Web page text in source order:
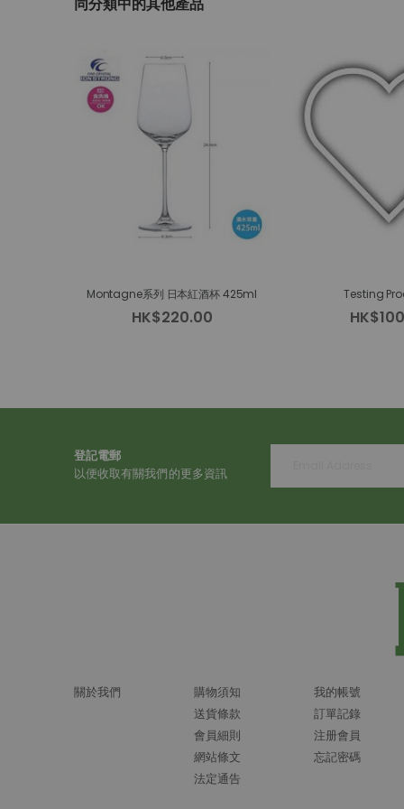
beginning
the
images
gallery
Montagne系列 日本紅酒杯 425ml
HK$220.00
Testing
登記電郵
以便收取有關我們的更多資訊
關於我們
購物須知
送貨條款
會員細則
網站條文
法定通告
我的帳號
訂單記錄
注册會員
忘記密碼